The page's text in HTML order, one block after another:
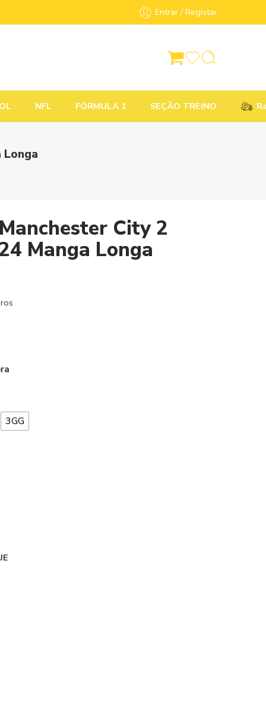
Entrar / Registar
NFL FÓRMULA 1 SEÇÃO TREINO
Longa
City 2
Manga Longa
3GG